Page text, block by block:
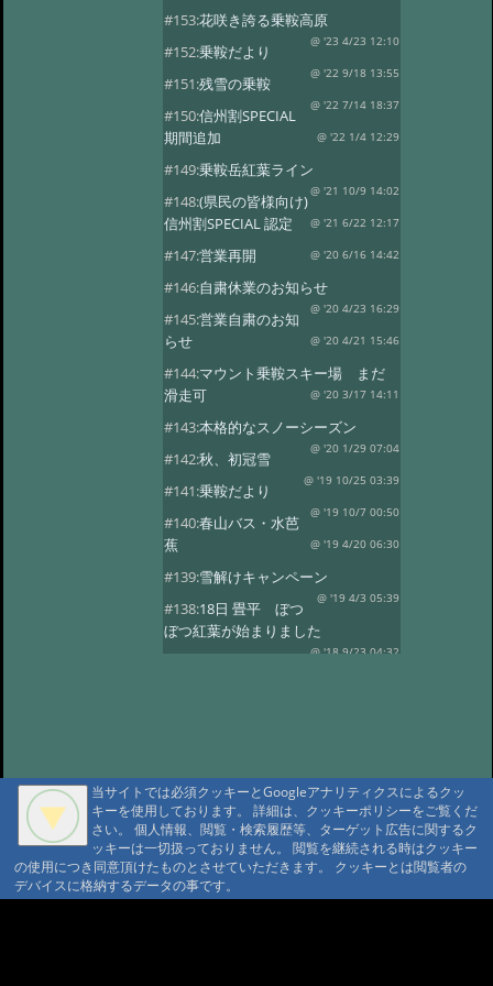
#153:花咲き誇る乗鞍高原
@ '23 4/23 12:10
#152:乗鞍だより
@ '22 9/18 13:55
#151:残雪の乗鞍
@ '22 7/14 18:37
#150:信州割SPECIAL
期間追加
@ '22 1/4 12:29
#149:乗鞍岳紅葉ライン
@ '21 10/9 14:02
#148:(県民の皆様向け)
信州割SPECIAL 認定
@ '21 6/22 12:17
#147:営業再開 @ '20 6/16 14:42
#146:自粛休業のお知らせ
@ '20 4/23 16:29
#145:営業自粛のお知
らせ
@ '20 4/21 15:46
#144:マウント乗鞍スキー場 まだ
滑走可
@ '20 3/17 14:11
#143:本格的なスノーシーズン
@ '20 1/29 07:04
#142:秋、初冠雪
@ '19 10/25 03:39
#141:乗鞍だより
@ '19 10/7 00:50
#140:春山バス・水芭
蕉
@ '19 4/20 06:30
#139:雪解けキャンペーン
@ '19 4/3 05:39
#138:18日 畳平 ぼつ
ぼつ紅葉が始まりました
@ '18 9/23 04:32
#134:スノーシーズン @ '17 12/26 03:22
#133:乗鞍山頂に雪がのりました
@ '17 10/29 06:43
#132:乗鞍高原の紅葉
見頃
@ '17 10/14 00:35
#131:紅葉 10/5写す @ '17 10/9 05:55
当サイトでは必須クッキーとGoogleアナリティクスによるクッ
キーを使用しております。 詳細は、クッキーポリシーをご覧くだ
さい。 個人情報、閲覧・検索履歴等、ターゲット広告に関するク
ッキーは一切扱っておりません。 閲覧を継続される時はクッキー
の使用につき同意頂けたものとさせていただきます。 クッキーとは閲覧者の
デバイスに格納するデータの事です。